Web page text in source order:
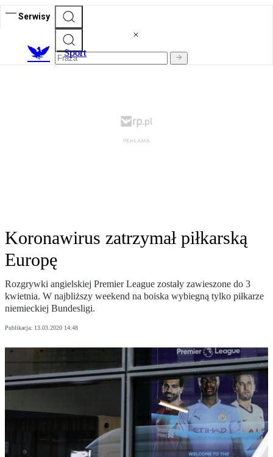
Serwisy
Sport
Koronawirus zatrzymał piłkarską
Europę
Rozgrywki angielskiej Premier League zostały zawieszone do 3
kwietnia. W najbliższy weekend na boiska wybiegną tylko piłkarze
niemieckiej Bundesligi.
Publikacja: 13.03.2020 14:48